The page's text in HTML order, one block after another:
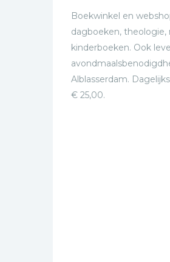
Boekwinkel en
dagboeken, theologie,
kinderboeken. Ook
Alblasserdam.
€ 25,00.